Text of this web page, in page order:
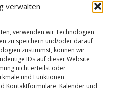
verwalten
verwenden wir Technologien
zu speichern und/oder darauf
zustimmst, können wir
IDs auf dieser Website
nicht erteilst oder
und Funktionen
Kontaktformulare, Kalender und
Weitere Links
Vertrag kündigen